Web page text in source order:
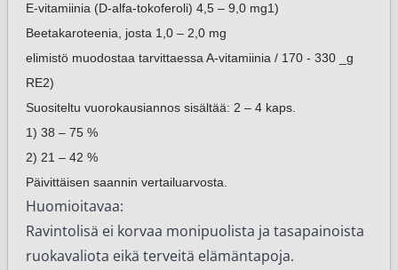
E-vitamiinia (D-alfa-tokoferoli) 4,5 – 9,0 mg1)
Beetakaroteenia, josta 1,0 – 2,0 mg
elimistö muodostaa tarvittaessa A-vitamiinia / 170 - 330 _g
RE2)
Suositeltu vuorokausiannos sisältää: 2 – 4 kaps.
1) 38 – 75 %
2) 21 – 42 %
Päivittäisen saannin vertailuarvosta.
Huomioitavaa:
Ravintolisä ei korvaa monipuolista ja tasapainoista
ruokavaliota eikä terveitä elämäntapoja.